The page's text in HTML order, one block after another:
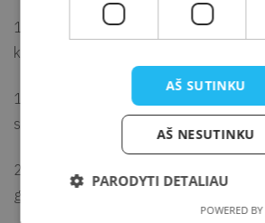
1–29 d. | Felicijos Stramilaitės karpinių
karpiniai“
1–11 d. | Spaudinių paroda „Paukščiai,
skirta Pasaulinei paukščių dienai
2–11 d. | Spaudinių paroda „Knygos –
gyvenimui“, skirta Tarptautinei vaikų
AŠ SUTINKU
AŠ NESUTINKU
PARODYTI DETALIAU
POWERED